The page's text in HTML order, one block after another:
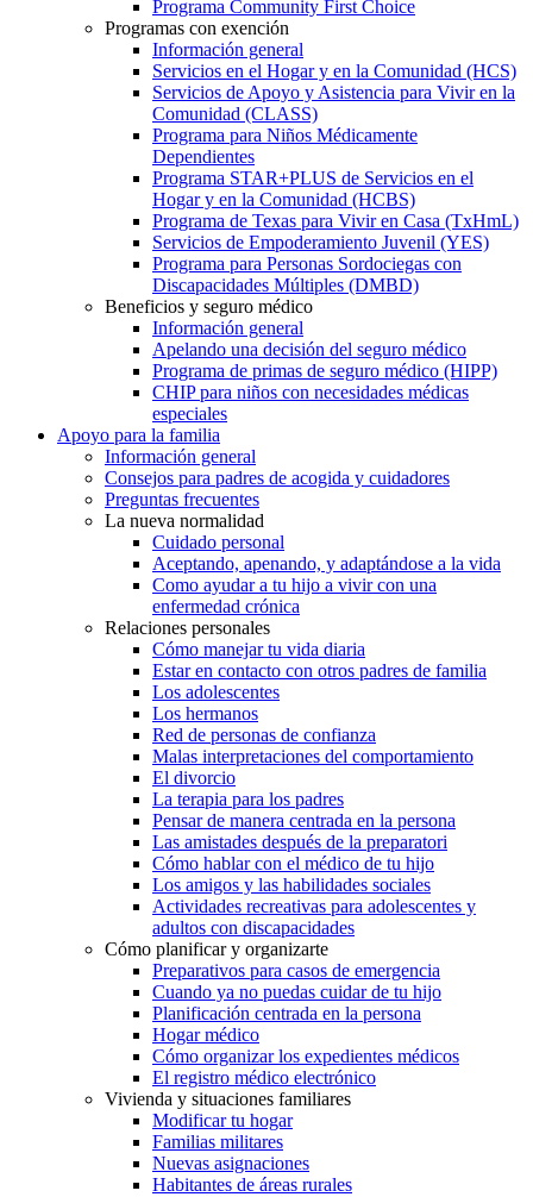
Programa Community First Choice
Programas con exención
Información general
Servicios en el Hogar y en la Comunidad (HCS)
Servicios de Apoyo y Asistencia para Vivir en la
Comunidad (CLASS)
Programa para Niños Médicamente
Dependientes
Programa STAR+PLUS de Servicios en el
Hogar y en la Comunidad (HCBS)
Programa de Texas para Vivir en Casa (TxHmL)
Servicios de Empoderamiento Juvenil (YES)
Programa para Personas Sordociegas con
Discapacidades Múltiples (DMBD)
Beneficios y seguro médico
Información general
Apelando una decisión del seguro médico
Programa de primas de seguro médico (HIPP)
CHIP para niños con necesidades médicas
especiales
Apoyo para la familia
Información general
Consejos para padres de acogida y cuidadores
Preguntas frecuentes
La nueva normalidad
Cuidado personal
Aceptando, apenando, y adaptándose a la vida
Como ayudar a tu hijo a vivir con una
enfermedad crónica
Relaciones personales
Cómo manejar tu vida diaria
Estar en contacto con otros padres de familia
Los adolescentes
Los hermanos
Red de personas de confianza
Malas interpretaciones del comportamiento
El divorcio
La terapia para los padres
Pensar de manera centrada en la persona
Las amistades después de la preparatori
Cómo hablar con el médico de tu hijo
Los amigos y las habilidades sociales
Actividades recreativas para adolescentes y
adultos con discapacidades
Cómo planificar y organizarte
Preparativos para casos de emergencia
Cuando ya no puedas cuidar de tu hijo
Planificación centrada en la persona
Hogar médico
Cómo organizar los expedientes médicos
El registro médico electrónico
Vivienda y situaciones familiares
Modificar tu hogar
Familias militares
Nuevas asignaciones
Habitantes de áreas rurales